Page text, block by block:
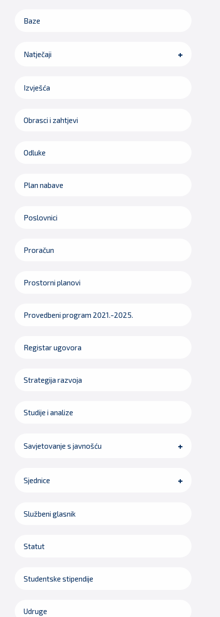
Baze
Natječaji
Izvješća
Obrasci i zahtjevi
Odluke
Plan nabave
Poslovnici
Proračun
Prostorni planovi
Provedbeni program 2021.-2025.
Registar ugovora
Strategija razvoja
Studije i analize
Savjetovanje s javnošću
Sjednice
Službeni glasnik
Statut
Studentske stipendije
Udruge